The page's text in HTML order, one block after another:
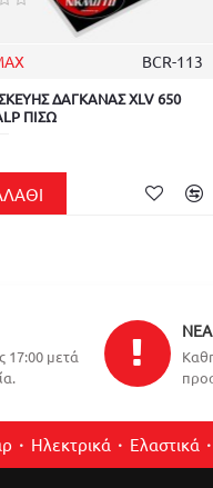
BCR-113
ΔΑΓΚΑΝΑΣ XLV 650
ΠΙΣΩ
17:00 μετά
Ηλεκτρικά Ελαστικά